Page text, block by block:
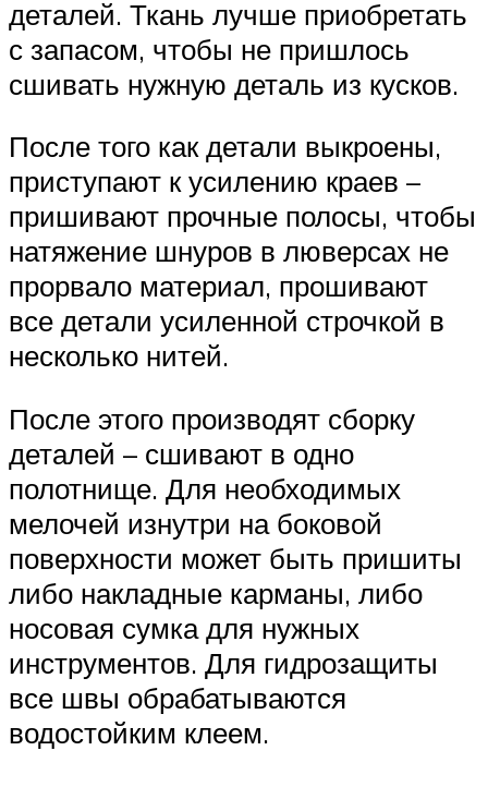
деталей. Ткань лучше приобретать
с запасом, чтобы не пришлось
сшивать нужную деталь из кусков.
После того как детали выкроены,
приступают к усилению краев –
пришивают прочные полосы, чтобы
натяжение шнуров в люверсах не
прорвало материал, прошивают
все детали усиленной строчкой в
несколько нитей.
После этого производят сборку
деталей – сшивают в одно
полотнище. Для необходимых
мелочей изнутри на боковой
поверхности может быть пришиты
либо накладные карманы, либо
носовая сумка для нужных
инструментов. Для гидрозащиты
все швы обрабатываются
водостойким клеем.